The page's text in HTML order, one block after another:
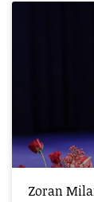
Zoran